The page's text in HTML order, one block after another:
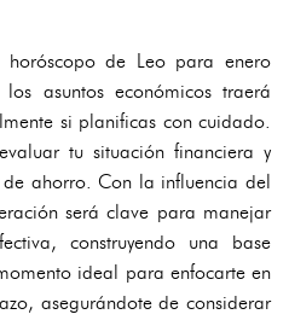
de Leo para enero
asuntos económicos traerá
si planificas con cuidado.
tu situación financiera y
ahorro. Con la influencia del
será clave para manejar
construyendo una base
ideal para enfocarte en
asegurándote de considerar